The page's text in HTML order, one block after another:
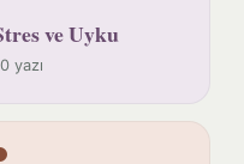
ve Uyku
yazı